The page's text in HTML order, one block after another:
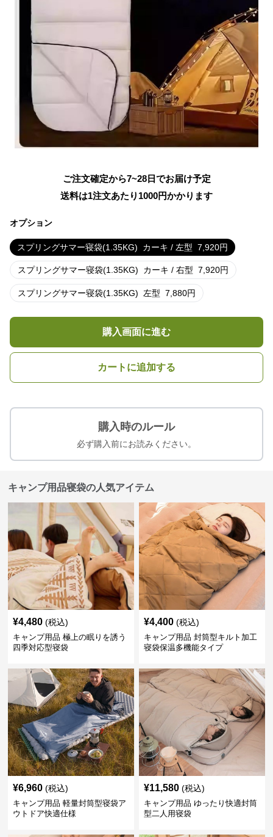
ご注文確定から7~28日でお届け予定
送料は1注文あたり 1000円かかります
オプション
スプリングサマー寝袋(1.35KG) カーキ / 左型 7,920円
スプリングサマー寝袋(1.35KG) カーキ / 右型 7,920円
スプリングサマー寝袋(1.35KG) 左型 7,880円
購入画面に進む
カートに追加する
購入時のルール
必ず購入前にお読みください。
キャンプ用品寝袋の人気アイテム
¥4,480 (税込)
キャンプ用品 極上の眠りを誘う
四季対応型寝袋
¥4,400 (税込)
キャンプ用品 封筒型キルト加工
寝袋保温多機能タイプ
¥6,960 (税込)
キャンプ用品 軽量封筒型寝袋ア
ウトドア快適仕様
¥11,580 (税込)
キャンプ用品 ゆったり快適封筒
型二人用寝袋